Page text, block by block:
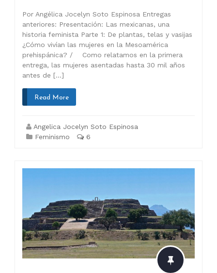
Por Angélica Jocelyn Soto Espinosa Entregas
anteriores: Presentación: Las mexicanas, una
historia feminista Parte 1: De plantas, telas y vasijas
¿Cómo vivían las mujeres en la Mesoamérica
prehispánica? / Como relatamos en la primera
entrega, las mujeres asentadas hasta 30 mil años
antes de […]
Read More
Angelica Jocelyn Soto Espinosa
Feminismo
6